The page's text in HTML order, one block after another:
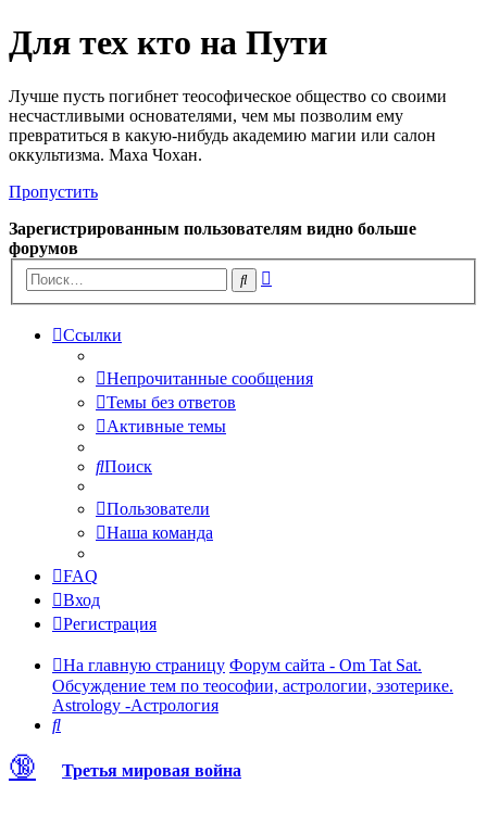
Для тех кто на Пути
Лучше пусть погибнет теософическое общество со своими
несчастливыми основателями, чем мы позволим ему
превратиться в какую-нибудь академию магии или салон
оккультизма. Маха Чохан.
Пропустить
Зарегистрированным пользователям видно больше
форумов
Поиск
Ссылки
Непрочитанные сообщения
Темы без ответов
Активные темы
Поиск
Пользователи
Наша команда
FAQ
Вход
Регистрация
На главную страницу Форум сайта - Om Tat Sat.
Обсуждение тем по теософии, астрологии, эзотерике.
Astrology -Астрология
Поиск
🔞 Третья мировая война